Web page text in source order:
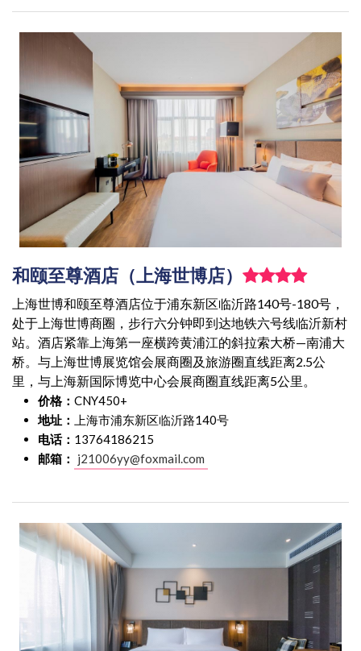
和颐至尊酒店（上海世博店）
上海世博和颐至尊酒店位于浦东新区临沂路140号-180号，
处于上海世博商圈，步行六分钟即到达地铁六号线临沂新村
站。酒店紧靠上海第一座横跨黄浦江的斜拉索大桥—南浦大
桥。与上海世博展览馆会展商圈及旅游圈直线距离2.5公
里，与上海新国际博览中心会展商圈直线距离5公里。
价格： CNY450+
地址：
上海市浦东新区临沂路140号
电话： 13764186215
邮箱：
j21006yy@foxmail.com